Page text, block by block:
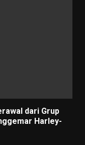
dari Grup
Harley-